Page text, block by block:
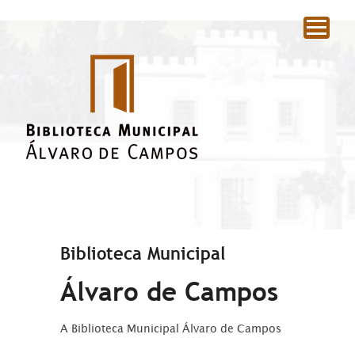
Biblioteca Municipal
Álvaro de Campos
A Biblioteca Municipal Álvaro de Campos